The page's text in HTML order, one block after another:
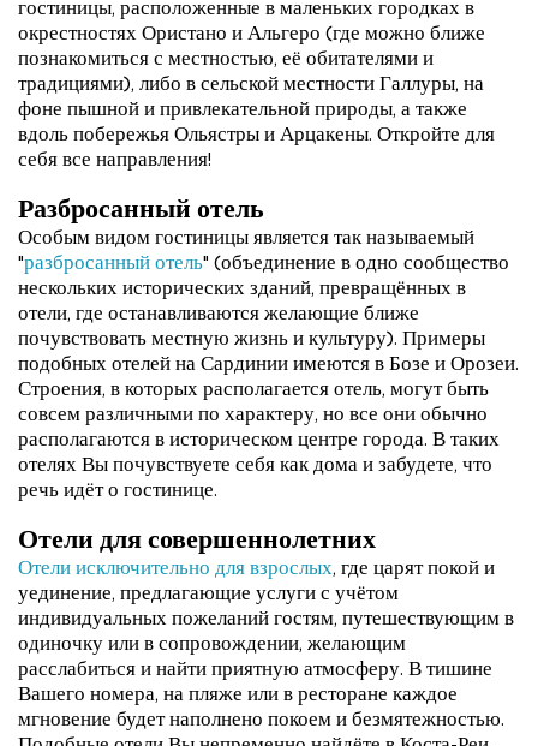
гостиницы, расположенные в маленьких городках в
окрестностях Ористано и Альгеро (где можно ближе
познакомиться с местностью, её обитателями и
традициями), либо в сельской местности Галлуры, на
фоне пышной и привлекательной природы, а также
вдоль побережья Ольястры и Арцакены. Откройте для
себя все направления!
Разбросанный отель
Особым видом гостиницы является так называемый
"разбросанный отель" (объединение в одно сообщество
нескольких исторических зданий, превращённых в
отели, где останавливаются желающие ближе
почувствовать местную жизнь и культуру). Примеры
подобных отелей на Сардинии имеются в Бозе и Орозеи.
Строения, в которых располагается отель, могут быть
совсем различными по характеру, но все они обычно
располагаются в историческом центре города. В таких
отелях Вы почувствуете себя как дома и забудете, что
речь идёт о гостинице.
Отели для совершеннолетних
Отели исключительно для взрослых, где царят покой и
уединение, предлагающие услуги с учётом
индивидуальных пожеланий гостям, путешествующим в
одиночку или в сопровождении, желающим
расслабиться и найти приятную атмосферу. В тишине
Вашего номера, на пляже или в ресторане каждое
мгновение будет наполнено покоем и безмятежностью.